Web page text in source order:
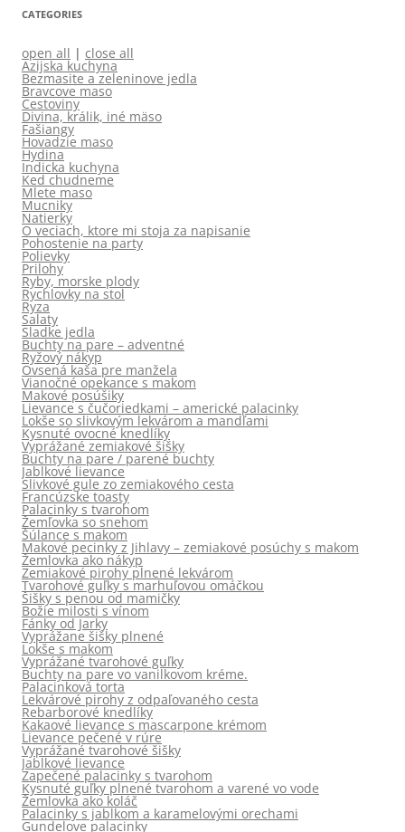
CATEGORIES
open all | close all
Azijska kuchyna
Bezmasite a zeleninove jedla
Bravcove maso
Cestoviny
Divina, králik, iné mäso
Fašiangy
Hovadzie maso
Hydina
Indicka kuchyna
Ked chudneme
Mlete maso
Mucniky
Natierky
O veciach, ktore mi stoja za napisanie
Pohostenie na party
Polievky
Prilohy
Ryby, morske plody
Rychlovky na stol
Ryza
Salaty
Sladke jedla
Buchty na pare – adventné
Ryžový nákyp
Ovsená kaša pre manžela
Vianočné opekance s makom
Makové posúšiky
Lievance s čučoriedkami – americké palacinky
Lokše so slivkovým lekvárom a mandľami
Kysnuté ovocné knedlíky
Vyprážané zemiakové šišky
Buchty na pare / parené buchty
Jablkové lievance
Slivkové gule zo zemiakového cesta
Francúzske toasty
Palacinky s tvarohom
Žemľovka so snehom
Šúlance s makom
Makové pecinky z Jihlavy – zemiakové posúchy s makom
Žemlovka ako nákyp
Zemiakové pirohy plnené lekvárom
Tvarohové guľky s marhuľovou omáčkou
Šišky s penou od mamičky
Božie milosti s vínom
Fánky od Jarky
Vyprážane šišky plnené
Lokše s makom
Vyprážané tvarohové guľky
Buchty na pare vo vanilkovom kréme.
Palacinková torta
Lekvárové pirohy z odpaľovaného cesta
Rebarborové knedlíky
Kakaové lievance s mascarpone krémom
Lievance pečené v rúre
Vyprážané tvarohové šišky
Jablkové lievance
Zapečené palacinky s tvarohom
Kysnuté guľky plnené tvarohom a varené vo vode
Žemlovka ako koláč
Palacinky s jablkom a karamelovými orechami
Gundelove palacinky